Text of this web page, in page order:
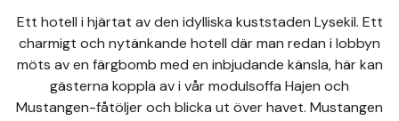
Ett hotell i hjärtat av den idylliska kuststaden Lysekil. Ett
charmigt och nytänkande hotell där man redan i lobbyn
möts av en färgbomb med en inbjudande känsla, här kan
gästerna koppla av i vår modulsoffa Hajen och
Mustangen-fåtöljer och blicka ut över havet. Mustangen